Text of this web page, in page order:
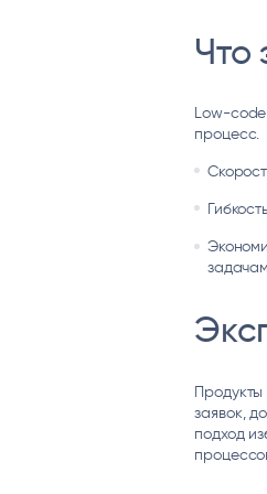
Что
Low-
процесс.
заявок,
подход